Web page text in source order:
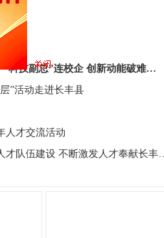
“科技副总”连校企 创新动能破难…
”活动走进长丰县
人才交流活动
才队伍建设 不断激发人才奉献长丰…